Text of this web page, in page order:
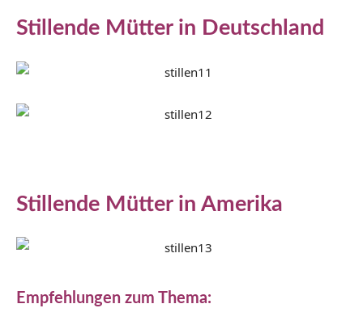
Stillende Mütter in Deutschland
Stillende Mütter in Amerika
Empfehlungen zum Thema: